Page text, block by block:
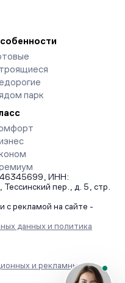
парк
ИНН:
пер., д. 5, стр.
с рекламой на сайте -
данных и политика
и рекламных